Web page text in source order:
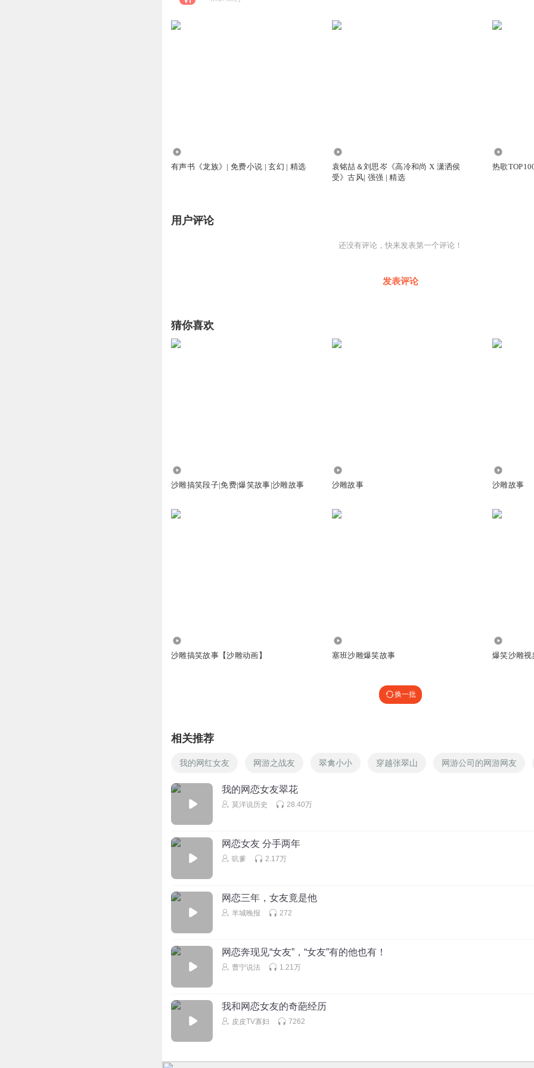
有声书《龙族》| 免费小说 | 玄幻 | 精选
袁铭喆＆刘思岑《高冷和尚 X 潇洒侯
受》古风| 强强 | 精选
热歌
用户评论
还没有评论，快来发表第一个评论！
发表评论
猜你喜欢
沙雕搞笑段子|免费|爆笑故事|沙雕故事 沙雕故事 沙雕故事
沙雕搞笑故事【沙雕动画】 塞班沙雕爆笑故事 爆笑沙雕视
换一批
相关推荐
我的网红女友 网游之战友 翠禽小小 穿越张翠山 网游公司的网游网友
我的网恋女友翠花
莫洋说历史 28.40万
网恋女友 分手两年
吭爹 2.17万
网恋三年，女友竟是他
羊城晚报 272
网恋奔现见“女友”，“女友”有的他也有！
曹宁说法 1.21万
我和网恋女友的奇葩经历
皮皮TV寡妇 7262